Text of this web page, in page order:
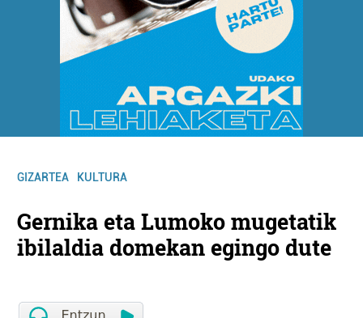
GIZARTEA KULTURA
Gernika eta Lumoko mugetatik
ibilaldia domekan egingo dute